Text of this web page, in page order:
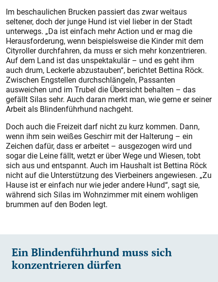
Im beschaulichen Brucken passiert das zwar weitaus
seltener, doch der junge Hund ist viel lieber in der Stadt
unterwegs. „Da ist einfach mehr Action und er mag die
Herausforderung, wenn beispielsweise die Kinder mit dem
Cityroller durchfahren, da muss er sich mehr konzentrieren.
Auf dem Land ist das unspektakulär – und es geht ihm
auch drum, Leckerle abzustauben“, berichtet Bettina Röck.
Zwischen Engstellen durchschlängeln, Passanten
ausweichen und im Trubel die Übersicht behalten – das
gefällt Silas sehr. Auch daran merkt man, wie gerne er seiner
Arbeit als Blindenführhund nachgeht.
Doch auch die Freizeit darf nicht zu kurz kommen. Dann,
wenn ihm sein weißes Geschirr mit der Halterung – ein
Zeichen dafür, dass er arbeitet – ausgezogen wird und
sogar die Leine fällt, wetzt er über Wege und Wiesen, tobt
sich aus und entspannt. Auch im Haushalt ist Bettina Röck
nicht auf die Unterstützung des Vierbeiners angewiesen. „Zu
Hause ist er einfach nur wie jeder andere Hund“, sagt sie,
während sich Silas im Wohnzimmer mit einem wohligen
brummen auf den Boden legt.
Ein Blindenführhund muss sich
konzentrieren dürfen